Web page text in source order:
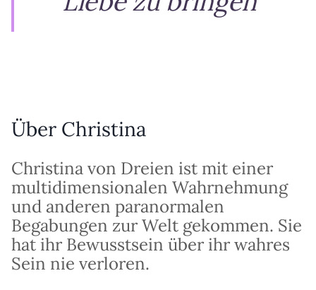
Über Christina
Christina von Dreien ist mit einer
multidimensionalen Wahrnehmung
und anderen paranormalen
Begabungen zur Welt gekommen. Sie
hat ihr Bewusstsein über ihr wahres
Sein nie verloren.